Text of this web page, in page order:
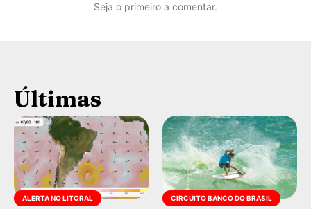
Seja o primeiro a comentar.
Últimas
ALERTA NO LITORAL CIRCUITO BANCO DO BRASIL